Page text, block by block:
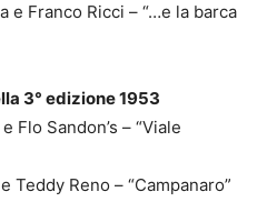
e Franco Ricci – “…e la barca
3° edizione 1953
Flo Sandon’s – “Viale
Teddy Reno – “Campanaro”